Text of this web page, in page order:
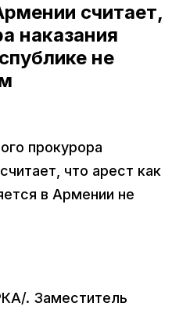
считает,
наказания
не
прокурора
что арест как
в Армении не
. Заместитель